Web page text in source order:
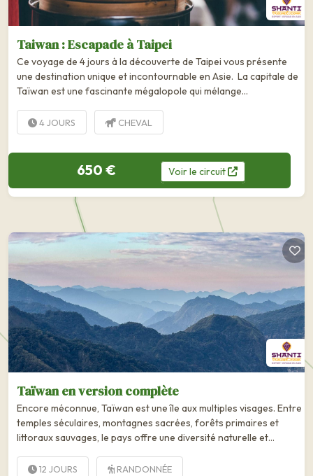
Taiwan : Escapade à Taipei
Ce voyage de 4 jours à la découverte de Taipei vous présente
une destination unique et incontournable en Asie. La capitale de
Taïwan est une fascinante mégalopole qui mélange
4 JOURS CHEVAL
650 € Voirle circuit
Taïwan en version complète
Encore méconnue, Taïwan est une île aux multiples visages. Entre
temples séculaires, montagnes sacrées, forêts primaires et
littoraux sauvages, le pays offre une diversité naturelle et
12 JOURS RANDONNÉE